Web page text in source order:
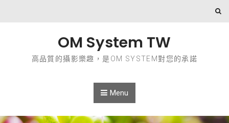
OM System TW
高品質的攝影樂趣，是OM SYSTEM對您的承諾
Menu